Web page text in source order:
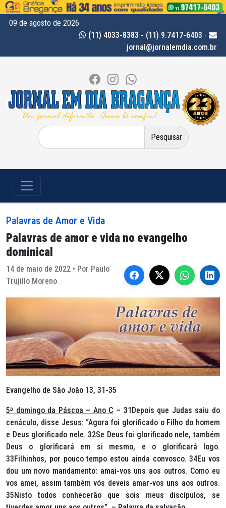
09 de agosto de 2026
(11) 4033-8383 - (11) 9.7417-6403 -
jornal@jornalemdia.com.br
Pesquisar
por:
Palavras de Amor e Vida
Palavras de amor e vida no evangelho
dominical
14 de maio de 2022 • Por Paulo
Trujillo Moreno
Evangelho de São João 13, 31-35
5º domingo da Páscoa – Ano C – 31Depois que Judas saiu do
cenáculo, disse Jesus: “Agora foi glorificado o Filho do homem
e Deus glorificado nele. 32Se Deus foi glorificado nele, também
Deus o glorificará em si mesmo, e o glorificará logo.
33Filhinhos, por pouco tempo estou ainda convosco. 34Eu vos
dou um novo mandamento: amai-vos uns aos outros. Como eu
vos amei, assim também vós deveis amar-vos uns aos outros.
35Nisto todos conhecerão que sois meus discípulos, se